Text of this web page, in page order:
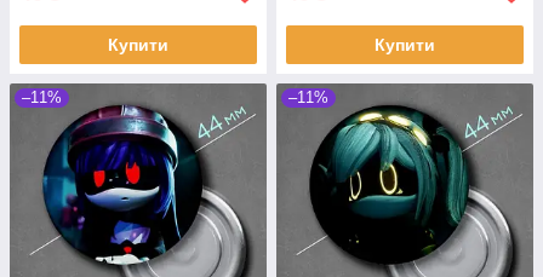
Купити Купити
–11% –11%